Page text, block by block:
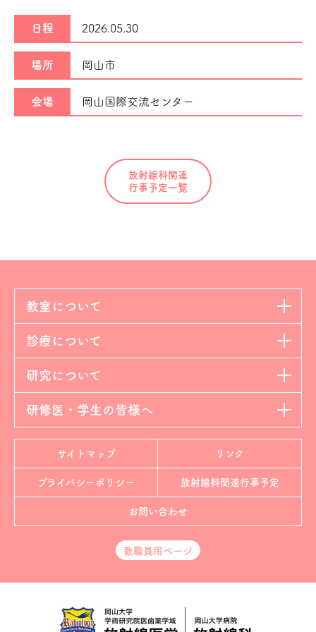
日程 2026.05.30
場所 岡山市
会場 岡山国際交流センター
放射線科関連
行事予定一覧
教室について
診療について
研究について
研修医・学生の皆様へ
サイトマップ リンク
プライバシーポリシー 放射線科関連行事予定
お問い合わせ
教職員用ページ